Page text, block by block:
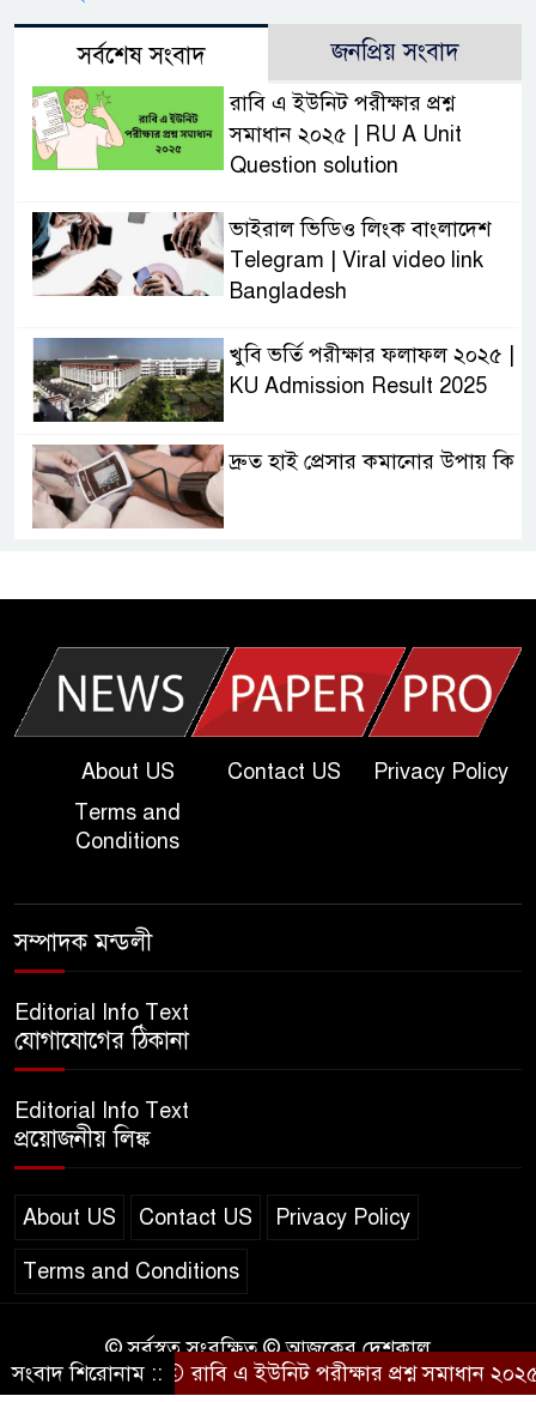
সর্বশেষ সংবাদ জনপ্রিয় সংবাদ
রাবি এ ইউনিট পরীক্ষার প্রশ্ন
সমাধান ২০২৫ | RU A Unit
Question solution
ভাইরাল ভিডিও লিংক বাংলাদেশ
Telegram | Viral video link
Bangladesh
খুবি ভর্তি পরীক্ষার ফলাফল ২০২৫ |
KU Admission Result 2025
দ্রুত হাই প্রেসার কমানোর উপায় কি
| Today Dakhil Exam
খুবি সি ইউনিট ভর্তি পরীক্ষার প্রশ্ন
২০২৫ | KU C Unit Admission
Question
Jannat Toha Video viral
About US Contact US
Privacy Policy
Terms and
Conditions
সম্পাদক মন্ডলী
Editorial Info Text
যোগাযোগের ঠিকানা
Editorial Info Text
প্রয়োজনীয় লিঙ্ক
About US Contact US Privacy Policy
Terms and Conditions
© সর্বস্বত্ব সংরক্ষিত © আজকের দেশকাল
Design & Developed byBD IT HOST
সংবাদ শিরোনাম ::রাবি এ ইউনিট পরীক্ষার প্রশ্ন সমাধান